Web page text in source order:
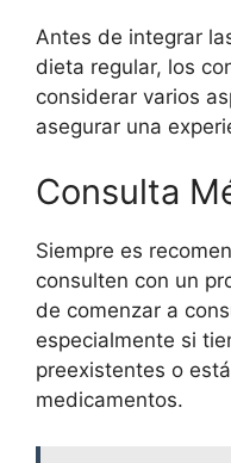
Antes de integrar
dieta regular, los
considerar varios
asegurar una
Consulta
Siempre es
consulten con un
de comenzar a
especialmente si
preexistentes o
medicamentos.